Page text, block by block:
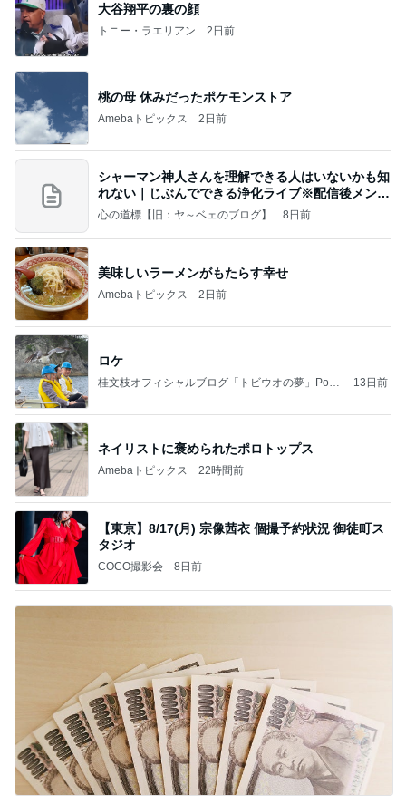
大谷翔平の裏の顔
トニー・ラエリアン 2日前
桃の母 休みだったポケモンストア
Amebaトピックス 2日前
シャーマン神人さんを理解できる人はいないかも知
れない｜じぶんでできる浄化ライブ※配信後メンバ
ー限
心の道標【旧：ヤ～ベェのブログ】 8日前
美味しいラーメンがもたらす幸せ
Amebaトピックス 2日前
ロケ
桂文枝オフィシャルブログ「トビウオの夢」Pow
13日前
ネイリストに褒められたポロトップス
Amebaトピックス 22時間前
【東京】8/17(月) 宗像茜衣 個撮予約状況 御徒町ス
タジオ
COCO撮影会 8日前